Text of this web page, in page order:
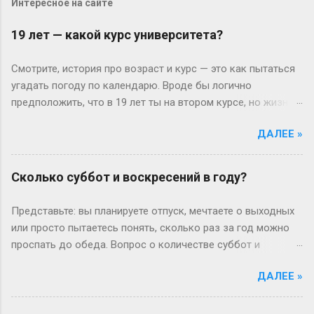
Интересное на сайте
19 лет — какой курс университета?
Смотрите, история про возраст и курс — это как пытаться
угадать погоду по календарю. Вроде бы логично
предположить, что в 19 лет ты на втором курсе, но жизнь-
без занудства, по-человечески. Когда всё идёт «по плану»
(или нет) В идеальном мире: закончил школу в 17, поступил
— и вот тебе 19, второй курс. Но реальность часто
напоминает автобус, который то опаздывает, то едет не
армию, вернулся — и теперь он первокурсник в 19, а
одноклассники уже на третьем. Или Мария из Испании:
взяла gap year, работала в хостеле на Бали, а теперь
штурмует лекции по философии, пока её ровесники пишут
ДАЛЕЕ »
Сколько суббот и воскресений в году?
Представьте: вы планируете отпуск, мечтаете о выходных
или просто пытаетесь понять, сколько раз за год можно
проспать до обеда. Вопрос о количестве суббот и
посчитать без гугла. Давайте разберемся по-человечески
— без формул, зато с логикой и парой жизненных
ДАЛЕЕ »